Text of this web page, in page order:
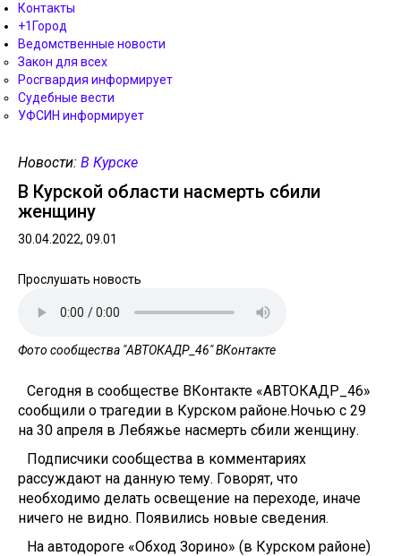
Контакты
+1Город
Ведомственные новости
Закон для всех
Росгвардия информирует
Судебные вести
УФСИН информирует
Новости: В Курске
В Курской области насмерть сбили
женщину
30.04.2022, 09.01
Прослушать новость
Фото сообщества "АВТОКАДР_46" ВКонтакте
Сегодня в сообществе ВКонтакте «АВТОКАДР_46»
сообщили о трагедии в Курском районе.Ночью с 29
на 30 апреля в Лебяжье насмерть сбили женщину.
Подписчики сообщества в комментариях
рассуждают на данную тему. Говорят, что
необходимо делать освещение на переходе, иначе
ничего не видно. Появились новые сведения.
На автодороге «Обход Зорино» (в Курском районе)